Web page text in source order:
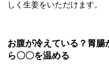
しく生姜をいただけます。
お腹が冷えている？胃腸
ら〇〇を温める